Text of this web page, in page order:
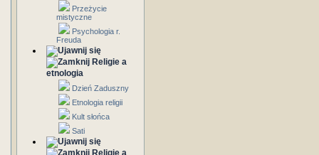
Przeżycie
mistyczne
Psychologia r.
Freuda
Religie a
etnologia
Dzień Zaduszny
Etnologia religii
Kult słońca
Sati
Religie a